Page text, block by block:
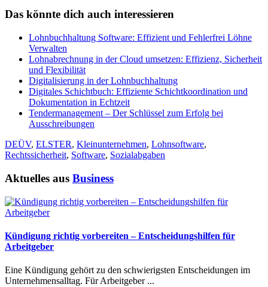
Das könnte dich auch interessieren
Lohnbuchhaltung Software: Effizient und Fehlerfrei Löhne
Verwalten
Lohnabrechnung in der Cloud umsetzen: Effizienz, Sicherheit
und Flexibilität
Digitalisierung in der Lohnbuchhaltung
Digitales Schichtbuch: Effiziente Schichtkoordination und
Dokumentation in Echtzeit
Tendermanagement – Der Schlüssel zum Erfolg bei
Ausschreibungen
DEÜV, ELSTER, Kleinunternehmen, Lohnsoftware,
Rechtssicherheit, Software, Sozialabgaben
Aktuelles aus Business
Kündigung richtig vorbereiten – Entscheidungshilfen für
Arbeitgeber
Eine Kündigung gehört zu den schwierigsten Entscheidungen im
Unternehmensalltag. Für Arbeitgeber ...